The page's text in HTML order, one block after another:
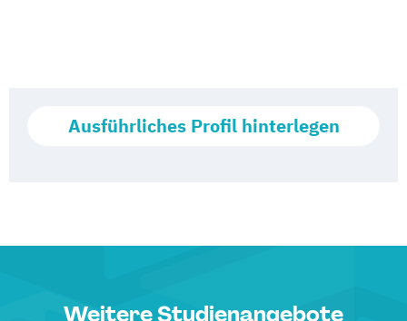
Ausführliches Profil hinterlegen
Weitere Studienangebote